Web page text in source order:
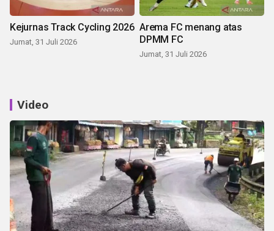
Kejurnas Track Cycling 2026
Jumat, 31 Juli 2026
Arema FC menang atas
DPMM FC
Jumat, 31 Juli 2026
Video